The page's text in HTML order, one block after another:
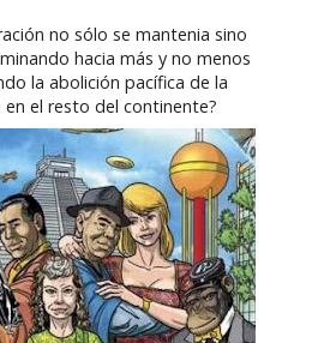
no sólo se mantenia sino
hacia más y no menos
la abolición pacífica de la
el resto del continente?